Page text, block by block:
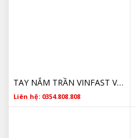
TAY NẮM TRẦN VINFAST VF6 GIÁ TỐT MÀU ĐEN
Liên hệ: 0354.808.808